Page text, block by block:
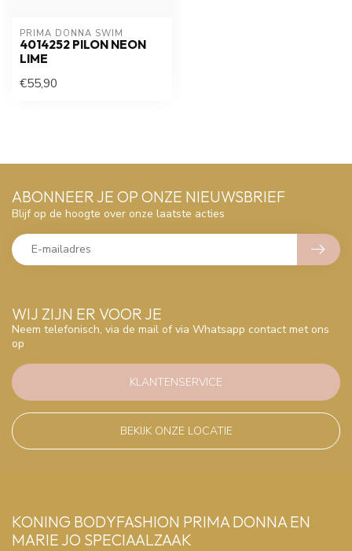
PRIMA DONNA SWIM
4014252 PILON NEON
LIME
€55,90
WIJ ZIJN ER VOOR JE
Neem telefonisch, via de mail of via Whatsapp contact met ons
op
KLANTENSERVICE
BEKIJK ONZE LOCATIE
ABONNEER JE OP ONZE NIEUWSBRIEF
Blijf op de hoogte over onze laatste acties
KONING BODYFASHION PRIMA DONNA EN
MARIE JO SPECIAALZAAK